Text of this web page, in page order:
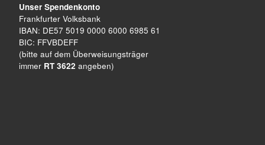
Unser Spendenkonto
Frankfurter Volksbank
IBAN: DE57 5019 0000 6000 6985 61
BIC: FFVBDEFF
(bitte auf dem Überweisungsträger
immer RT 3622 angeben)